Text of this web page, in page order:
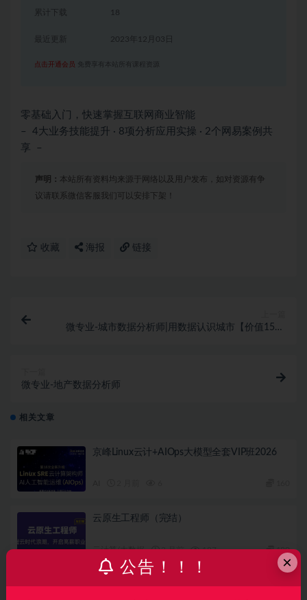
累计下载 18
2023年12月03日
点击开通会员 免费享有本站所有课程资源
零基础入门，快速掌握互联网商业智能
– 4大业务技能提升 · 8项分析应用实操 · 2个网易案例共
享 –
声明： 本站所有资料均来源于网络以及用户发布，如对资源有争
议请联系微信客服我们可以安排下架！
收藏 海报 链接
微专业-城市数据分析师|用数据认识城市【价值1500
微专业-地产数据分析师
相关文章
京峰Linux云计+AIOps大模型全套VIP班2026
云原生工程师（完结）
云计算/大数据 3 月前 187 180
MG-2025Linux云计算SRE工程师（M64期）
×
公告！！！